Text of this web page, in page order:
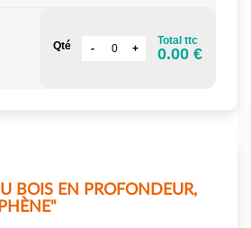
Qté Total ttc
0.00 €
BOIS EN PROFONDEUR,